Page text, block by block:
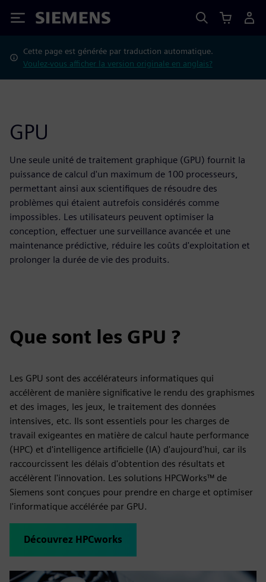
Siemens
Cette page est générée par traduction automatique.
Voulez-vous afficher la version originale en anglais?
GPU
Une seule unité de traitement graphique (GPU) fournit la
puissance de calcul d'un maximum de 100 processeurs,
permettant ainsi aux scientifiques de résoudre des
problèmes qui étaient autrefois considérés comme
impossibles. Les utilisateurs peuvent optimiser la
conception, effectuer une surveillance avancée et une
maintenance prédictive, réduire les coûts d'exploitation et
prolonger la durée de vie des produits.
Que sont les GPU ?
Les GPU sont des accélérateurs informatiques qui
accélèrent de manière significative le rendu des graphismes
et des images, les jeux, le traitement des données
intensives, etc. Ils sont essentiels pour les charges de
travail exigeantes en matière de calcul haute performance
(HPC) et d'intelligence artificielle (IA) d'aujourd'hui, car ils
raccourcissent les délais d'obtention des résultats et
accélèrent l'innovation. Les solutions HPCWorks™ de
Siemens sont conçues pour prendre en charge et optimiser
l'informatique accélérée par GPU.
Découvrez HPCworks